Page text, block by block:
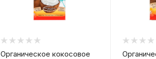
Органическое кокосовое